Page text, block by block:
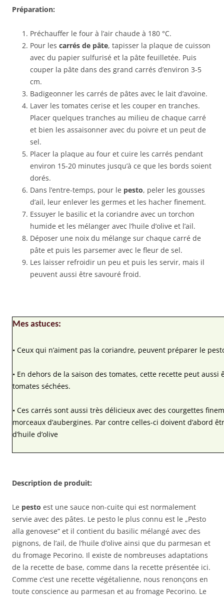
Préparation:
Préchauffer le four à l’air chaude à 180 °C.
Pour les carrés de pâte, tapisser la plaque de cuisson
avec du papier sulfurisé et la pâte feuilletée. Puis
couper la pâte dans des grand carrés d’environ 3-5
cm.
Badigeonner les carrés de pâtes avec le lait d’avoine.
Laver les tomates cerise et les couper en tranches.
Placer quelques tranches au milieu de chaque carré
et bien les assaisonner avec du poivre et un peut de
sel.
Placer la plaque au four et cuire les carrés pendant
environ 15-20 minutes jusqu’à ce que les bords soient
dorés.
Dans l’entre-temps, pour le pesto, peler les gousses
d’ail, leur enlever les germes et les hacher finement.
Essuyer le basilic et la coriandre avec un torchon
humide et les mélanger avec l’huile d’olive et l’ail.
Déposer une noix du mélange sur chaque carré de
pâte et puis les parsemer avec le fleur de sel.
Les laisser refroidir un peu et puis les servir, mais il
peuvent aussi être savouré froid.
Mes astuces:
• Ceux qui n’aiment pas la coriandre, peuvent préparer le
• En dehors de la saison des tomates, cette recette peut aussi
tomates séchées.
• Ces carrés sont aussi très délicieux avec des courgettes
morceaux d’aubergines. Par contre celles-ci doivent d’abord
d’huile d’olive
Description de produit:
Le pesto est une sauce non-cuite qui est normalement
servie avec des pâtes. Le pesto le plus connu est le „Pesto
alla genovese“ et il contient du basilic mélangé avec des
pignons, de l’ail, de l’huile d’olive ainsi que du parmesan et
du fromage Pecorino. Il existe de nombreuses adaptations
de la recette de base, comme dans la recette présentée ici.
Comme c’est une recette végétalienne, nous renonçons en
toute conscience au parmesan et au fromage Pecorino. Le